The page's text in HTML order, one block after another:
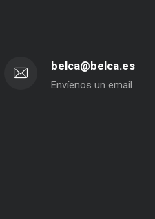
belca@belca.es
Envíenos un email